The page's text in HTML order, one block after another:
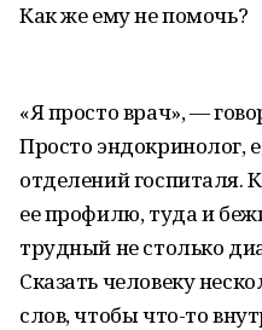
Как же ему не помочь?
«Я просто врач», —
Просто эндокринолог,
отделений госпиталя.
ее профилю, туда и
трудный не столько
Сказать человеку
слов, чтобы что-то